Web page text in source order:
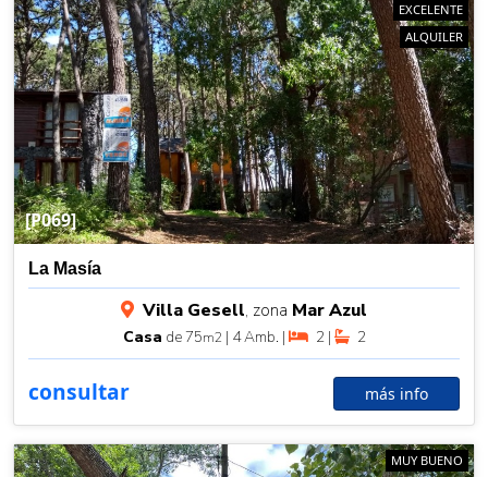
[P069]
EXCELENTE
ALQUILER
La Masía
Villa Gesell, zona Mar Azul
Casa de 75m2 | 4 Amb. | 2 | 2
consultar más info
MUY BUENO